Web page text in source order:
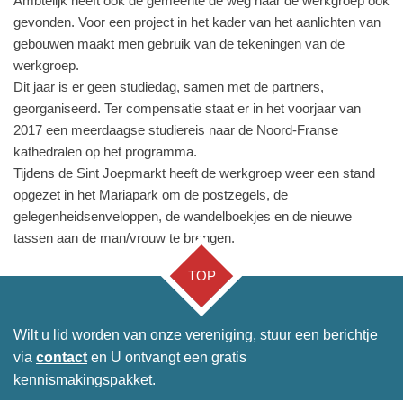
gevonden. Voor een project in het kader van het aanlichten van
gebouwen maakt men gebruik van de tekeningen van de
werkgroep.
Dit jaar is er geen studiedag, samen met de partners,
georganiseerd. Ter compensatie staat er in het voorjaar van
2017 een meerdaagse studiereis naar de Noord-Franse
kathedralen op het programma.
Tijdens de Sint Joepmarkt heeft de werkgroep weer een stand
opgezet in het Mariapark om de postzegels, de
gelegenheidsenveloppen, de wandelboekjes en de nieuwe
tassen aan de man/vrouw te brengen.
TOP
Wilt u lid worden van onze vereniging, stuur een berichtje
via contact en U ontvangt een gratis
kennismakingspakket.